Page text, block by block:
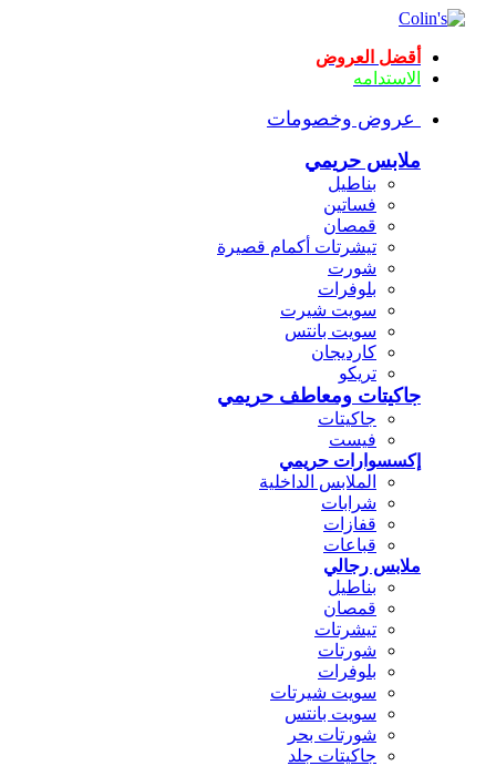
أقضل العروض
الاستدامه
عروض وخصومات
ملابس حريمي
بناطيل
فساتين
قمصان
تيشرتات أكمام قصيرة
شورت
بلوفرات
سويت شيرت
سويت بانتس
كارديجان
تريكو
جاكيتات ومعاطف حريمي
جاكيتات
فيست
إكسسوارات حريمي
الملابس الداخلية
شرابات
قفازات
قباعات
ملابس رجالي
بناطيل
قمصان
تيشرتات
شورتات
بلوفرات
سويت شيرتات
سويت بانتس
شورتات بحر
جاكيتات جلد